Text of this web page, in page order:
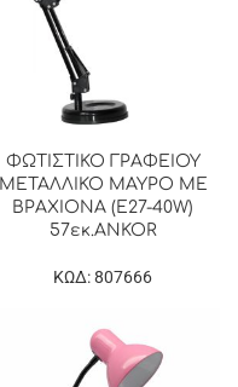
ΦΩΤΙΣΤΙΚΟ ΓΡΑΦΕΙΟΥ
ΜΕΤΑΛΛΙΚΟ ΜΑΥΡΟ ΜΕ
ΒΡΑΧΙΟΝΑ (E27-40W)
57εκ.ANKOR
ΚΩΔ: 807666